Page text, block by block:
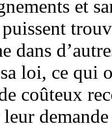
et
dans
loi, ce qui
coûteux